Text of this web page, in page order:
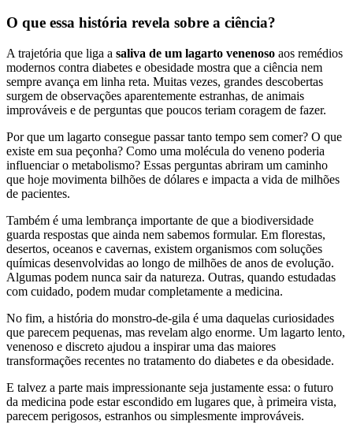
O que essa história revela sobre a ciência?
A trajetória que liga a saliva de um lagarto venenoso aos remédios
modernos contra diabetes e obesidade mostra que a ciência nem
sempre avança em linha reta. Muitas vezes, grandes descobertas
surgem de observações aparentemente estranhas, de animais
improváveis e de perguntas que poucos teriam coragem de fazer.
Por que um lagarto consegue passar tanto tempo sem comer? O que
existe em sua peçonha? Como uma molécula do veneno poderia
influenciar o metabolismo? Essas perguntas abriram um caminho
que hoje movimenta bilhões de dólares e impacta a vida de milhões
de pacientes.
Também é uma lembrança importante de que a biodiversidade
guarda respostas que ainda nem sabemos formular. Em florestas,
desertos, oceanos e cavernas, existem organismos com soluções
químicas desenvolvidas ao longo de milhões de anos de evolução.
Algumas podem nunca sair da natureza. Outras, quando estudadas
com cuidado, podem mudar completamente a medicina.
No fim, a história do monstro-de-gila é uma daquelas curiosidades
que parecem pequenas, mas revelam algo enorme. Um lagarto lento,
venenoso e discreto ajudou a inspirar uma das maiores
transformações recentes no tratamento do diabetes e da obesidade.
E talvez a parte mais impressionante seja justamente essa: o futuro
da medicina pode estar escondido em lugares que, à primeira vista,
parecem perigosos, estranhos ou simplesmente improváveis.